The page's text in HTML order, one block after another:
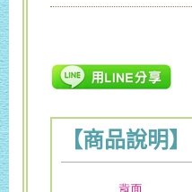
【商品說明】